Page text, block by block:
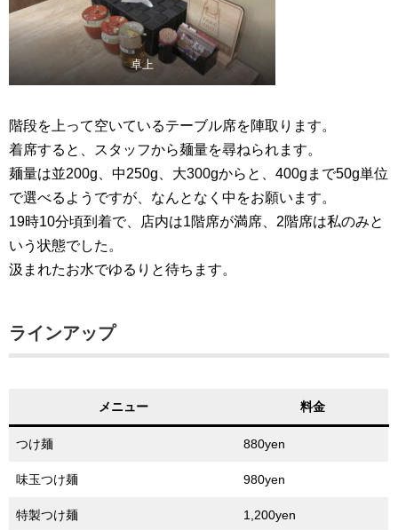
卓上
階段を上って空いているテーブル席を陣取ります。
着席すると、スタッフから麺量を尋ねられます。
麺量は並200g、中250g、大300gからと、400gまで50g単位
で選べるようですが、なんとなく中をお願います。
19時10分頃到着で、店内は1階席が満席、2階席は私のみと
いう状態でした。
汲まれたお水でゆるりと待ちます。
ラインアップ
メニュー 料金
つけ麺 880yen
味玉つけ麺 980yen
特製つけ麺 1,200yen